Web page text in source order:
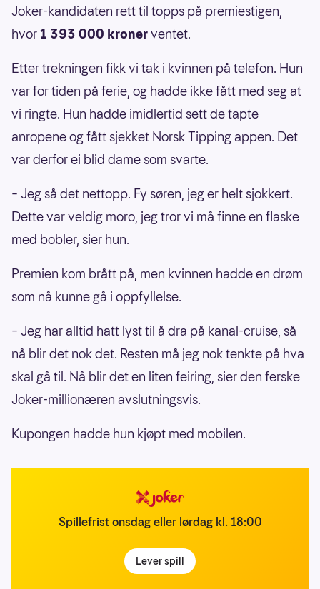
Joker-kandidaten rett til topps på premiestigen,
hvor1 393 000 kronerventet.
Etter trekningen fikk vi tak i kvinnen på telefon. Hun
var for tiden på ferie, og hadde ikke fått med seg at
vi ringte. Hun hadde imidlertid sett de tapte
anropene og fått sjekket Norsk Tipping appen. Det
var derfor ei blid dame som svarte.
– Jeg så det nettopp. Fy søren, jeg er helt sjokkert.
Dette var veldig moro, jeg tror vi må finne en flaske
med bobler, sier hun.
Premien kom brått på, men kvinnen hadde en drøm
som nå kunne gå i oppfyllelse.
– Jeg har alltid hatt lyst til å dra på kanal-cruise, så
nå blir det nok det. Resten må jeg nok tenkte på hva
skal gå til. Nå blir det en liten feiring, sier den ferske
Joker-millionæren avslutningsvis.
Kupongen hadde hun kjøpt med mobilen.
Spillefrist onsdag eller lørdag kl. 18:00
Lever spill